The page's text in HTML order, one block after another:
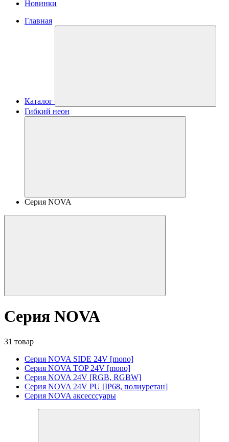
Новинки
Главная
Каталог
Гибкий неон
Серия NOVA
Серия NOVA
31 товар
Серия NOVA SIDE 24V [mono]
Серия NOVA TOP 24V [mono]
Серия NOVA 24V [RGB, RGBW]
Серия NOVA 24V PU [IP68, полиуретан]
Серия NOVA аксесссуары